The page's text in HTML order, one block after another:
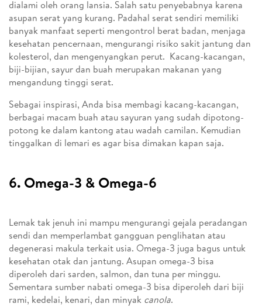
dialami oleh orang lansia. Salah satu penyebabnya karena
asupan serat yang kurang. Padahal serat sendiri memiliki
banyak manfaat seperti mengontrol berat badan, menjaga
kesehatan pencernaan, mengurangi risiko sakit jantung dan
kolesterol, dan mengenyangkan perut. Kacang-kacangan,
biji-bijian, sayur dan buah merupakan makanan yang
mengandung tinggi serat.
Sebagai inspirasi, Anda bisa membagi kacang-kacangan,
berbagai macam buah atau sayuran yang sudah dipotong-
potong ke dalam kantong atau wadah camilan. Kemudian
tinggalkan di lemari es agar bisa dimakan kapan saja.
6. Omega-3 & Omega-6
Lemak tak jenuh ini mampu mengurangi gejala peradangan
sendi dan memperlambat gangguan penglihatan atau
degenerasi makula terkait usia. Omega-3 juga bagus untuk
kesehatan otak dan jantung. Asupan omega-3 bisa
diperoleh dari sarden, salmon, dan tuna per minggu.
Sementara sumber nabati omega-3 bisa diperoleh dari biji
rami, kedelai, kenari, dan minyak canola.